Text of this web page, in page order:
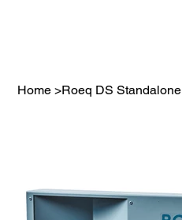
Home >Roeq DS Standalone